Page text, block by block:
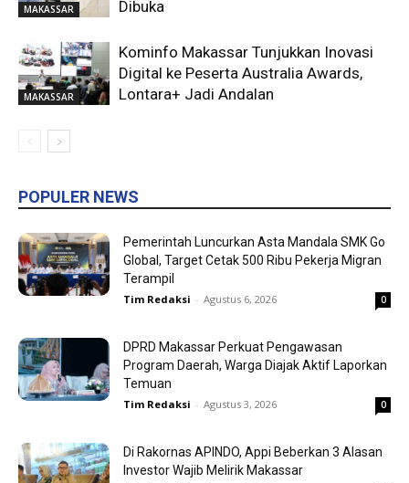
MAKASSAR
Dibuka
MAKASSAR
Kominfo Makassar Tunjukkan Inovasi
Digital ke Peserta Australia Awards,
Lontara+ Jadi Andalan
POPULER NEWS
Pemerintah Luncurkan Asta Mandala SMK Go
Global, Target Cetak 500 Ribu Pekerja Migran
Terampil
Tim Redaksi - Agustus 6, 2026 0
DPRD Makassar Perkuat Pengawasan
Program Daerah, Warga Diajak Aktif Laporkan
Temuan
Tim Redaksi - Agustus 3, 2026 0
Di Rakornas APINDO, Appi Beberkan 3 Alasan
Investor Wajib Melirik Makassar